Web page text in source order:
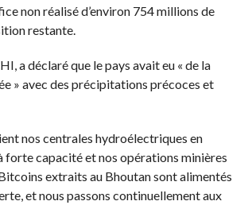
non réalisé d’environ 754 millions de
restante.
a déclaré que le pays avait eu « de la
» avec des précipitations précoces et
nos centrales hydroélectriques en
forte capacité et nos opérations minières
extraits au Bhoutan sont alimentés
et nous passons continuellement aux